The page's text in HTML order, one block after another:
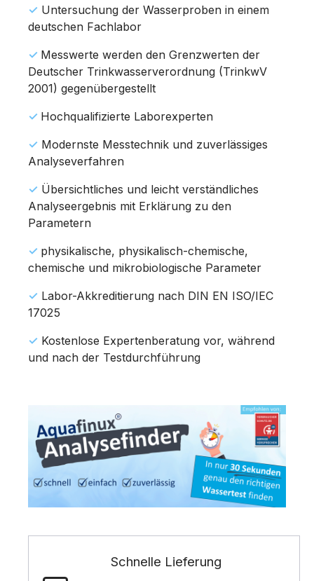
✓ Untersuchung der Wasserproben in einem
deutschen Fachlabor
✓ Messwerte werden den Grenzwerten der
Deutscher Trinkwasserverordnung (TrinkwV
2001) gegenübergestellt
✓ Hochqualifizierte Laborexperten
✓ Modernste Messtechnik und zuverlässiges
Analyseverfahren
✓ Übersichtliches und leicht verständliches
Analyseergebnis mit Erklärung zu den
Parametern
✓ physikalische, physikalisch-chemische,
chemische und mikrobiologische Parameter
✓ Labor-Akkreditierung nach DIN EN ISO/IEC
17025
✓ Kostenlose Expertenberatung vor, während
und nach der Testdurchführung
Schnelle Lieferung